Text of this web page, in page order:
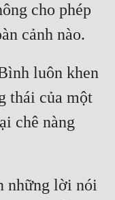
cho phép
luôn khen
thái của một
chê nàng
những lời nói